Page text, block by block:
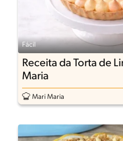
Fácil
Receita da Torta de
Maria
Mari Maria